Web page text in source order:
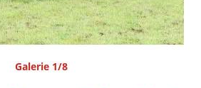
Galerie 1/8